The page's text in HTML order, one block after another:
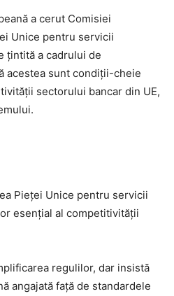
a cerut Comisiei
Unice pentru servicii
țintită a cadrului de
acestea sunt condiții-cheie
sectorului bancar din UE,
Pieței Unice pentru servicii
esențial al competitivității
regulilor, dar insistă
angajată față de standardele